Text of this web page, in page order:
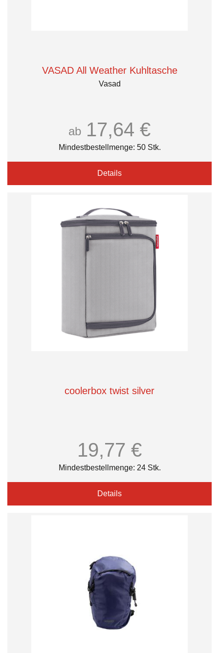
VASAD All Weather Kuhltasche
Vasad
ab 17,64 €
Mindestbestellmenge: 50 Stk.
Details
coolerbox twist silver
19,77 €
Mindestbestellmenge: 24 Stk.
Details